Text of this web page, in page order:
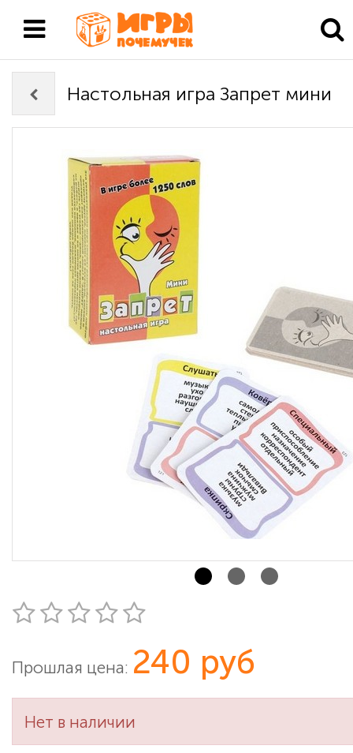
Настольная игра Запрет мини
Прошлая цена: 240 руб
Нет в наличии